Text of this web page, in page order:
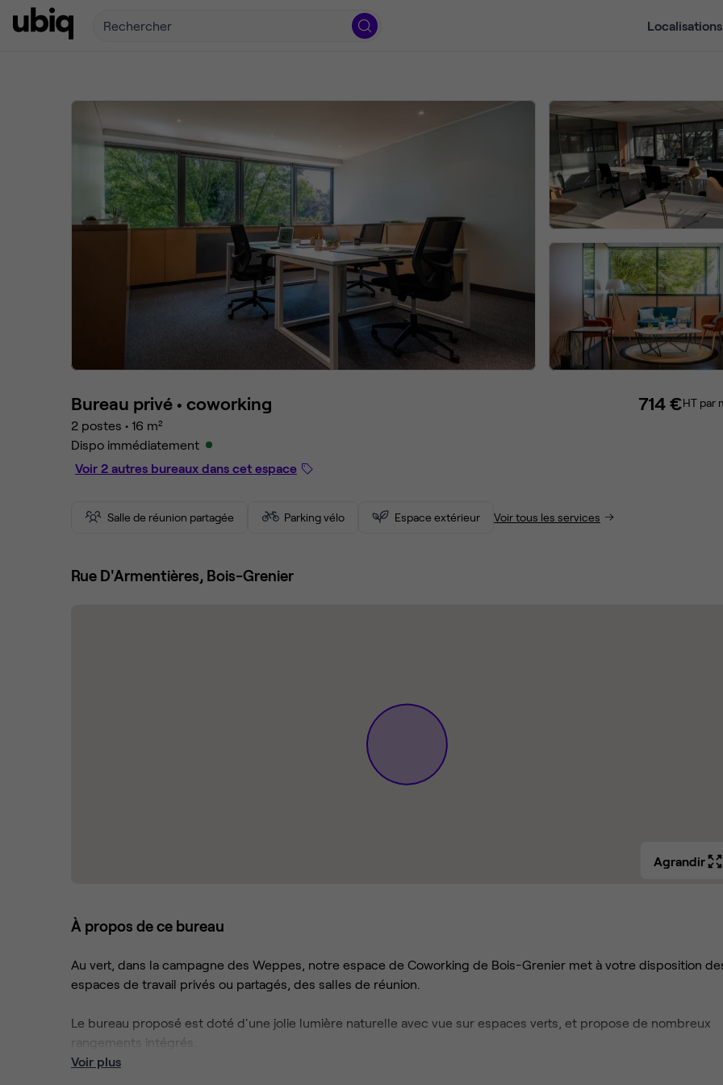
Rechercher Localisations
Bureau privé • coworking
2 postes • 16 m²
Dispo immédiatement
Voir 2 autres bureaux dans cet espace
714 €HT par
Salle de réunion partagée Parking vélo Espace extérieur Voir tous les services
Rue D'Armentières, Bois-Grenier
Agrandir
À propos de ce bureau
Au vert, dans la campagne des Weppes, notre espace de Coworking de Bois-Grenier met à votre disposition
espaces de travail privés ou partagés, des salles de réunion.
Le bureau proposé est doté d'une jolie lumière naturelle avec vue sur espaces verts, et propose de nombreux
rangements intégrés.
Voir plus